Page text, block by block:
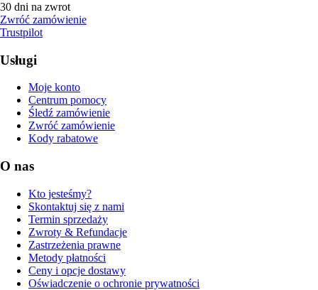
30 dni na zwrot
Zwróć zamówienie
Trustpilot
Usługi
Moje konto
Centrum pomocy
Śledź zamówienie
Zwróć zamówienie
Kody rabatowe
O nas
Kto jesteśmy?
Skontaktuj się z nami
Termin sprzedaży
Zwroty & Refundacje
Zastrzeżenia prawne
Metody płatności
Ceny i opcje dostawy
Oświadczenie o ochronie prywatności